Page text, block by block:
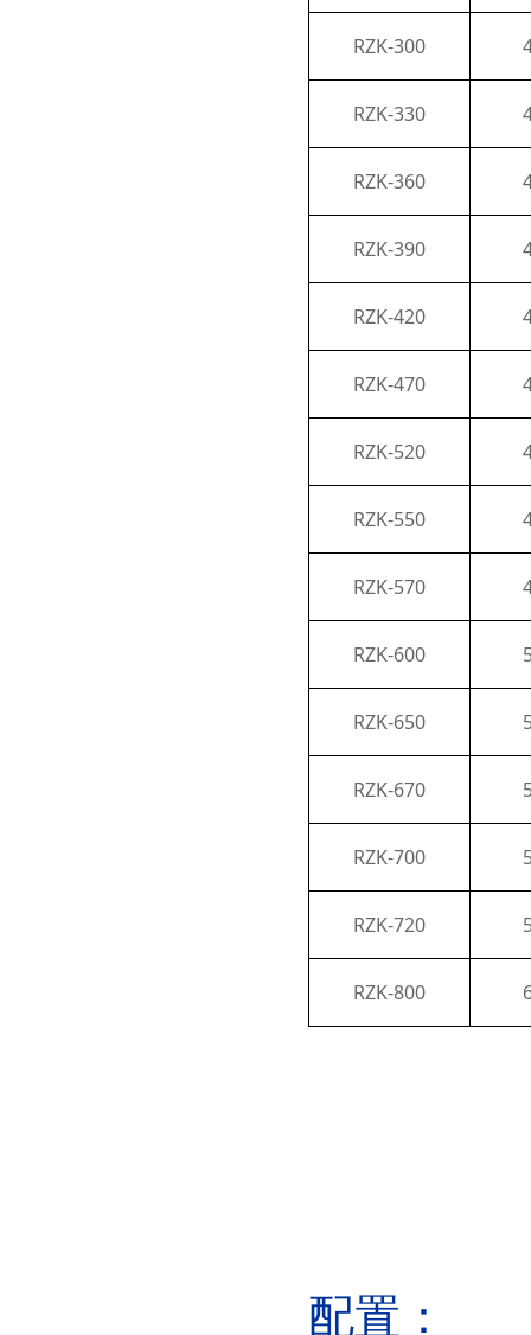
RZK-300
RZK-330
RZK-360
RZK-390
RZK-420
RZK-470
RZK-520
RZK-550
RZK-570
RZK-600
RZK-650
RZK-670
RZK-700
RZK-720
RZK-800
配置：